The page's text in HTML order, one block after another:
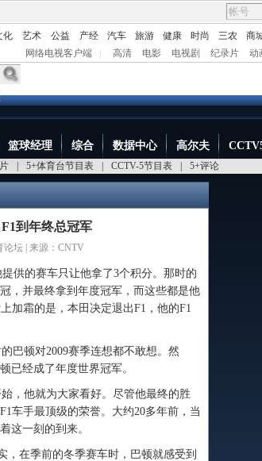
化 艺术 公益 产经 汽车 旅游 健康 时尚 三农
商
网络电视客户端 高清 电影 电视剧 纪录片 动
5+体育台节目表 CCTV-5节目表 5+评论
篮球经理 综合 数据中心 高尔夫
到年终总冠军
论坛| 来源：CNTV
供的赛车只让他拿了3个积分。那时的
，并最终拿到年度冠军，而这些都是他
加霜的是，本田决定退出F1，他的F1
巴顿对2009赛季连想都不敢想。然
已经成了年度世界冠军。
，他就为大家看好。尽管他最终的胜
车手最顶级的荣誉。大约20多年前，当
这一刻的到来。
在季前的冬季赛车时，巴顿就感受到